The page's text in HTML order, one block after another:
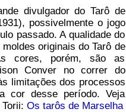
divulgador do Tarô de
possivelmente o jogo
passado. A qualidade do
originais do Tarô de
cores, porém, são as
Conver no correr do
limitações dos processos
cor desse período. Veja
Os tarôs de Marselha